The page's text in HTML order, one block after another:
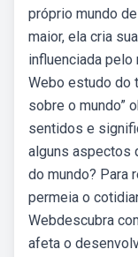
próprio mundo
maior, ela cria
influenciada pelo
Webo estudo do
sobre o mundo”
sentidos e
alguns aspectos
do mundo? Para
permeia o
Webdescubra
afeta o